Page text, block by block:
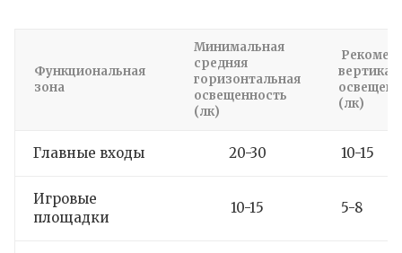
Функциональная
зона
Минимальная
средняя
горизонтальная
освещенность
(лк)
(лк)
Главные входы 20-30 10-15
Игровые
площадки
10-15 5-8